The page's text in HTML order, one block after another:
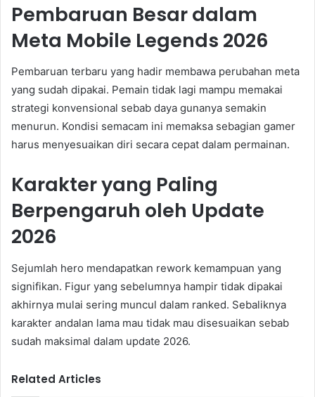
Pembaruan Besar dalam
Meta Mobile Legends 2026
Pembaruan terbaru yang hadir membawa perubahan meta
yang sudah dipakai. Pemain tidak lagi mampu memakai
strategi konvensional sebab daya gunanya semakin
menurun. Kondisi semacam ini memaksa sebagian gamer
harus menyesuaikan diri secara cepat dalam permainan.
Karakter yang Paling
Berpengaruh oleh Update
2026
Sejumlah hero mendapatkan rework kemampuan yang
signifikan. Figur yang sebelumnya hampir tidak dipakai
akhirnya mulai sering muncul dalam ranked. Sebaliknya
karakter andalan lama mau tidak mau disesuaikan sebab
sudah maksimal dalam update 2026.
Related Articles